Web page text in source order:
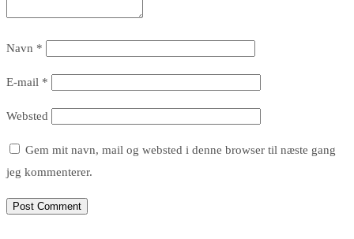
Navn *
E-mail *
Websted
Gem mit navn, mail og websted i denne browser til næste gang
jeg kommenterer.